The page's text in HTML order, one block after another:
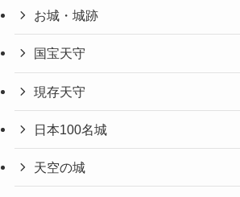
お城・城跡
国宝天守
現存天守
日本100名城
天空の城